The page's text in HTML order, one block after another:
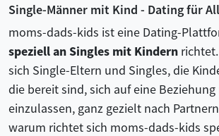
Single-Männer mit Kind - Dating für
moms-dads-kids ist eine Dating-
speziell an Singles mit Kindern
sich Single-Eltern und Singles, die
die bereit sind, sich auf eine
einzulassen, ganz gezielt nach
warum richtet sich moms-dads-kids